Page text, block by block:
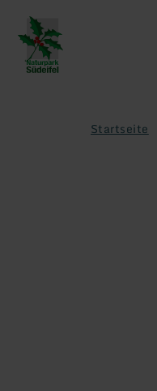
Zurück
zur
Startseite
Startseite